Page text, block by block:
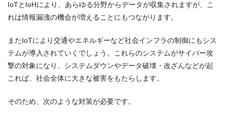
IoTとIoHにより、あらゆる分野からデータが収集されますが、こ
れは情報漏洩の機会が増えることにもつながります。
またIoTにより交通やエネルギーなど社会インフラの制御にもシス
テムが導入されていくでしょう。これらのシステムがサイバー攻
撃の対象になり、システムダウンやデータ破壊・改ざんなどが起
これば、社会全体に大きな被害をもたらします。
そのため、次のような対策が必要です。